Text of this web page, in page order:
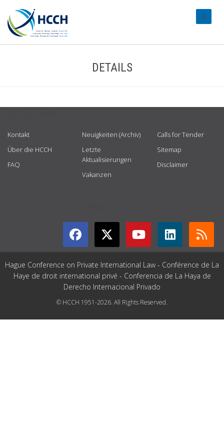
DETAILS
Kontakt
Über die HCCH
FAQ
Neuigkeiten (Archiv)
Letzte
Aktualisierungen
Vakanzen
Calls for Tender
Sitemap
Disclaimer
Hague Conference on Private International Law - Conférence de La
Haye de droit international privé - Conferencia de La Haya de
Derecho Internacional Privado
© HCCH 1951-2026. All Rights Reserved.